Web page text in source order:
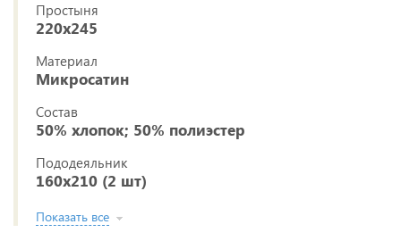
Простыня
220x245
Материал
Микросатин
Состав
50% хлопок; 50% полиэстер
Пододеяльник
160x210 (2 шт)
Показать все